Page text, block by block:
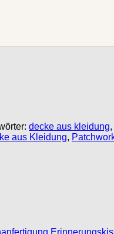
decke aus kleidung,
aus Kleidung,